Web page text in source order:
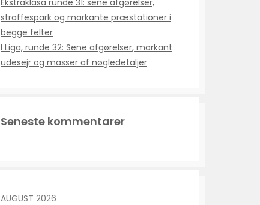
Ekstraklasa runde 31: sene afgørelser,
straffespark og markante præstationer i
begge felter
I Liga, runde 32: Sene afgørelser, markant
udesejr og masser af nøgledetaljer
Seneste kommentarer
AUGUST 2026